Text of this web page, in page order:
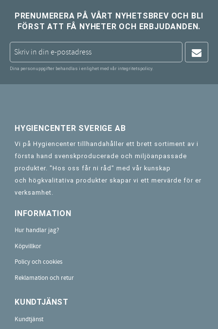
PRENUMERERA PÅ VÅRT NYHETSBREV OCH BLI
FÖRST ATT FÅ NYHETER OCH ERBJUDANDEN.
Dina personuppgifter behandlas i enlighet med vår integritetspolicy.
HYGIENCENTER SVERIGE AB
Vi på Hygiencenter tillhandahåller ett brett sortiment av i
första hand svenskproducerade och miljöanpassade
produkter. "Hos oss får ni råd" med vår kunskap
och högkvalitativa produkter skapar vi ett mervärde för er
verksamhet.
INFORMATION
Hur handlar jag?
Köpvillkor
Policy och cookies
Reklamation och retur
KUNDTJÄNST
Kundtjänst